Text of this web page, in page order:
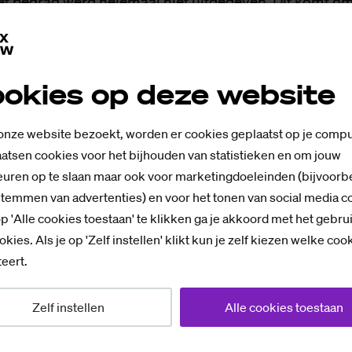
op deze website
website bezoekt, worden er cookies geplaatst op je
cookies voor het bijhouden van statistieken en om jouw
op te slaan maar ook voor marketingdoeleinden
van advertenties) en voor het tonen van social media
'Alle cookies toestaan' te klikken ga je akkoord met het
Als je op 'Zelf instellen' klikt kun je zelf kiezen welke
Zelf instellen Alle cookies toestaan
of omdat het besteedde bedrag lager was
wat overeenkomt met bijna 222 medewerkers
- als die allemaal hun bon helemaal niet
dit overgebleven bedrag evenredig over drie
en educatie: Edukans, het
school.
Saxion, Tintelingen, zegt het overgebleven
met 5 procent. Daarmee wordt ruim 9.300 euro
doelen.